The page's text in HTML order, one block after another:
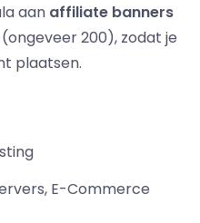
aan affiliate banners
200), zodat je
plaatsen.
E-Commerce